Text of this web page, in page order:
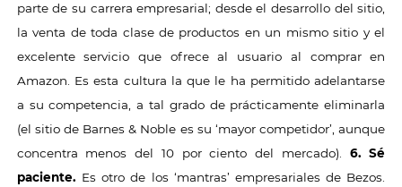
parte de su carrera empresarial; desde el desarrollo del sitio,
la venta de toda clase de productos en un mismo sitio y el
excelente servicio que ofrece al usuario al comprar en
Amazon. Es esta cultura la que le ha permitido adelantarse
a su competencia, a tal grado de prácticamente eliminarla
(el sitio de Barnes & Noble es su ‘mayor competidor’, aunque
concentra menos del 10 por ciento del mercado). 6. Sé
paciente. Es otro de los ‘mantras’ empresariales de Bezos.